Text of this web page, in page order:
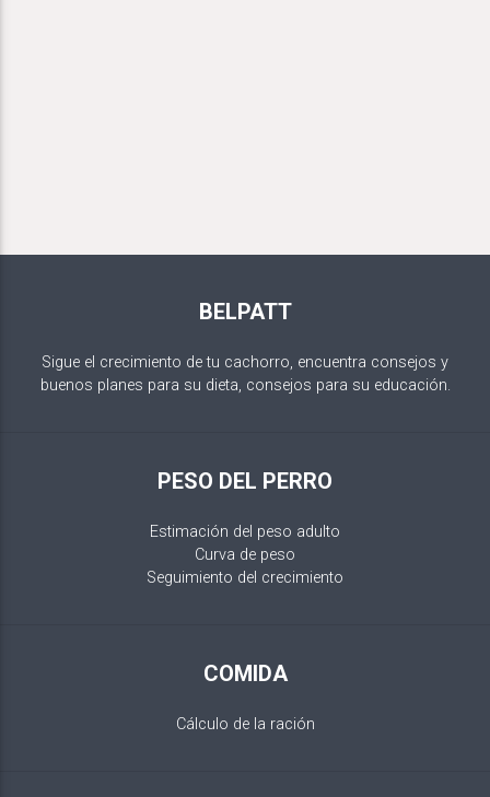
BELPATT
Sigue el crecimiento de tu cachorro, encuentra consejos y
buenos planes para su dieta, consejos para su educación.
PESO DEL PERRO
Estimación del peso adulto
Curva de peso
Seguimiento del crecimiento
COMIDA
Cálculo de la ración